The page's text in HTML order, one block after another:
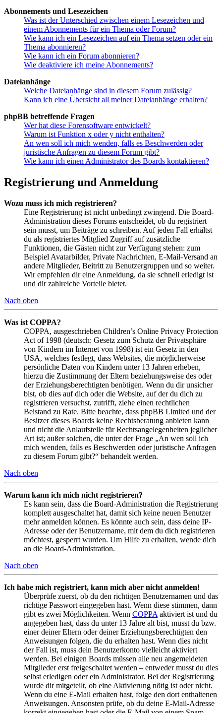
Abonnements und Lesezeichen
Was ist der Unterschied zwischen einem Lesezeichen und
einem Abonnements für ein Thema oder Forum?
Wie kann ich ein Lesezeichen auf ein Thema setzen oder ein
Thema abonnieren?
Wie kann ich ein Forum abonnieren?
Wie deaktiviere ich meine Abonnements?
Dateianhänge
Welche Dateianhänge sind in diesem Forum zulässig?
Kann ich eine Übersicht all meiner Dateianhänge erhalten?
phpBB betreffende Fragen
Wer hat diese Forensoftware entwickelt?
Warum ist Funktion x oder y nicht enthalten?
An wen soll ich mich wenden, falls es Beschwerden oder
juristische Anfragen zu diesem Forum gibt?
Wie kann ich einen Administrator des Boards kontaktieren?
Registrierung und Anmeldung
Wozu muss ich mich registrieren?
Eine Registrierung ist nicht unbedingt zwingend. Die Board-
Administration dieses Forums entscheidet, ob du registriert
sein musst, um Beiträge zu schreiben. Auf jeden Fall erhältst
du als registriertes Mitglied Zugriff auf zusätzliche
Funktionen, die Gästen nicht zur Verfügung stehen: zum
Beispiel Avatarbilder, Private Nachrichten, E-Mail-Versand an
andere Mitglieder, Beitritt zu Benutzergruppen und so weiter.
Wir empfehlen dir eine Anmeldung, da sie schnell erledigt ist
und dir zahlreiche Vorteile bietet.
Nach oben
Was ist COPPA?
COPPA, ausgeschrieben Children’s Online Privacy Protection
Act of 1998 (deutsch: Gesetz zum Schutz der Privatsphäre
von Kindern im Internet von 1998) ist ein Gesetz in den
USA, welches festlegt, dass Websites, die möglicherweise
persönliche Daten von Kindern unter 13 Jahren erheben,
hierzu die Zustimmung der Eltern beziehungsweise des oder
der Erziehungsberechtigten benötigen. Wenn du dir unsicher
bist, ob dies auf dich oder die Website, auf der du dich zu
registrieren versuchst, zutrifft, ziehe einen rechtlichen
Beistand zu Rate. Bitte beachte, dass phpBB Limited und der
Besitzer dieses Boards keine Rechtsberatung anbieten kann
und nicht die Anlaufstelle für Rechtsangelegenheiten jeglicher
Art ist; außer solchen, die unter der Frage „An wen soll ich
mich wenden, falls es Beschwerden oder juristische Anfragen
zu diesem Forum gibt?“ behandelt werden.
Nach oben
Warum kann ich mich nicht registrieren?
Es kann sein, dass die Board-Administration die Registrierung
komplett ausgeschaltet hat, damit sich keine neuen Benutzer
mehr anmelden können. Es könnte auch sein, dass deine IP-
Adresse oder der Benutzername, mit dem du dich registrieren
möchtest, gesperrt wurden. Um Hilfe zu erhalten, wende dich
an die Board-Administration.
Nach oben
Ich habe mich registriert, kann mich aber nicht anmelden!
Überprüfe zuerst, ob du den richtigen Benutzernamen und das
richtige Passwort eingegeben hast. Wenn diese stimmen, dann
gibt es zwei Möglichkeiten. Wenn COPPA aktiviert ist und du
angegeben hast, dass du unter 13 Jahre alt bist, musst du bzw.
einer deiner Eltern oder deiner Erziehungsberechtigten den
Anweisungen folgen, die du erhalten hast. Wenn dies nicht
der Fall ist, muss dein Benutzerkonto vielleicht aktiviert
werden. Bei einigen Boards müssen alle neu angemeldeten
Mitglieder erst freigeschaltet werden – entweder musst du dies
selbst erledigen oder ein Administrator. Bei der Registrierung
wurde dir mitgeteilt, ob eine Aktivierung nötig ist oder nicht.
Wenn du eine E-Mail erhalten hast, folge den dort enthaltenen
Anweisungen. Ansonsten prüfe, ob du deine E-Mail-Adresse